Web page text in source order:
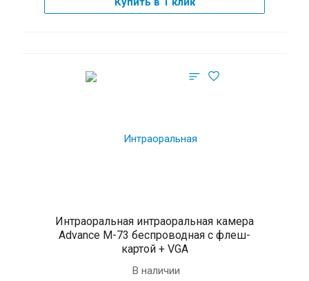
Интраоральная интраоральная камера
Advance M-73 беспроводная c флеш-
картой + VGA
В наличии